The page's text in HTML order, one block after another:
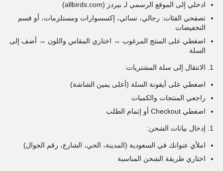
ادخلي إلى الموقع الرسمي لـ بيردز (allbirds.com)
تصفحي الفئات: رجالي، نسائي، إكسسوارات ومستلزمات، أو قسم
التخفيضات
اضغطي على المنتج المرغوب → اختاري المقاس واللون → أضف إلى
السلة
الانتقال إلى سلة المشتريات:
اضغطي على أيقونة السلة (أعلى يمين الشاشة)
راجعي المنتجات والكميات
اضغطي Checkout أو إتمام الطلب
إدخال بيانات الشحن:
املأي عنوانك في السعودية (المدينة، الحي، الشارع، رقم الجوال)
اختاري طريقة الشحن المناسبة